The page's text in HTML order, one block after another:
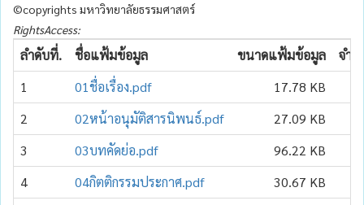
©copyrights มหาวิทยาลัยธรรมศาสตร์
RightsAccess:
ลำดับที่. ชื่อแฟ้มข้อมูล ขนาดแฟ้มข้อมูล
จำน
1
01ชื่อเรื่อง.pdf
17.78 KB
2
02หน้าอนุมัติสารนิพนธ์.pdf
27.09 KB
3
03บทคัดย่อ.pdf
96.22 KB
4
04กิตติกรรมประกาศ.pdf
30.67 KB